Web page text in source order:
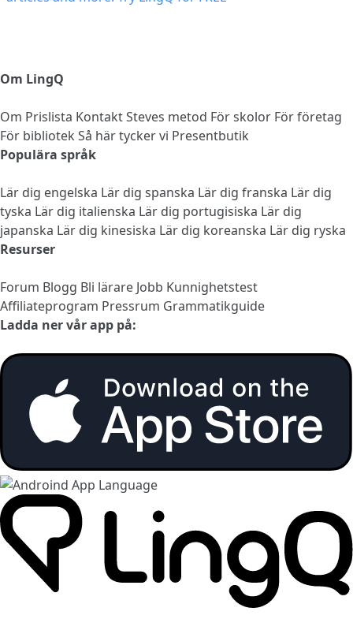
Om LingQ
Om Prislista KontaktSteves metod För skolor För företag
För bibliotek Så här tycker vi Presentbutik
Populära språk
Lär dig engelska Lär dig spanska Lär dig franska Lär dig
tyska Lär dig italienska Lär dig portugisiska Lär dig
japanska Lär dig kinesiska Lär dig koreanska Lär dig ryska
Resurser
Forum Blogg Bli lärare Jobb Kunnighetstest
Affiliateprogram Pressrum Grammatikguide
Ladda ner vår app på: